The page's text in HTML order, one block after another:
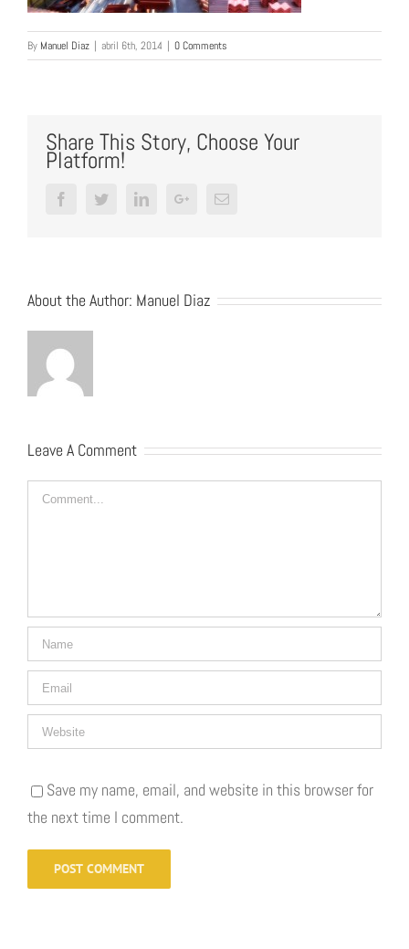
By Manuel Diaz | abril 6th, 2014 | 0 Comments
Share This Story, Choose Your
Platform!
FacebookTwitterLinkedInGoogle+Email
About the Author: Manuel Diaz
Leave A Comment
Comment
Save my name, email, and website in this browser for
the next time I comment.